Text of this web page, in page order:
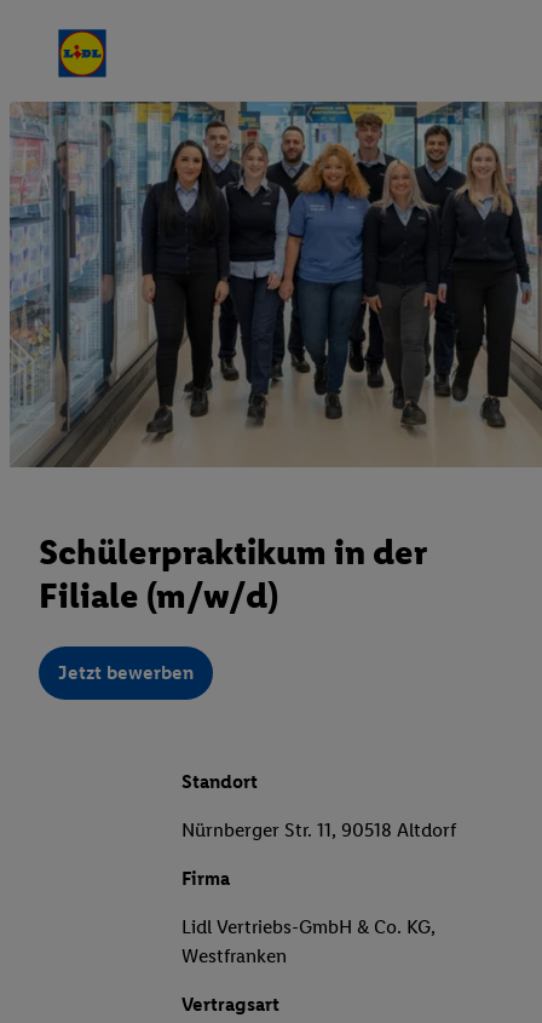
Schülerpraktikum in der
Filiale (m/w/d)
Jetzt bewerben
Standort
Nürnberger Str. 11, 90518 Altdorf
Firma
Lidl Vertriebs-GmbH & Co. KG,
Westfranken
Vertragsart